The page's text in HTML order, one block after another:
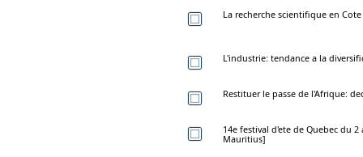
La recherche scientifique en
L'industrie: tendance a la
Restituer le passe de l'Afrique:
14e festival d'ete de Quebec du
Mauritius]